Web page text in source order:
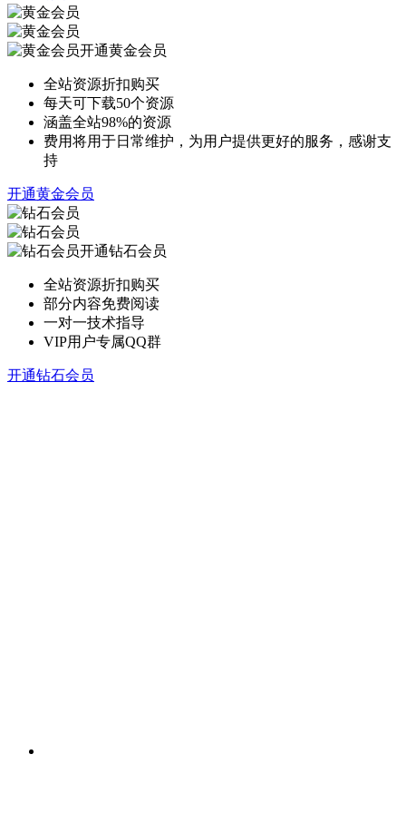
开通黄金会员
全站资源折扣购买
每天可下载50个资源
涵盖全站98%的资源
费用将用于日常维护，为用户提供更好的服务，感谢支
持
开通黄金会员
开通钻石会员
全站资源折扣购买
部分内容免费阅读
一对一技术指导
VIP用户专属QQ群
开通钻石会员